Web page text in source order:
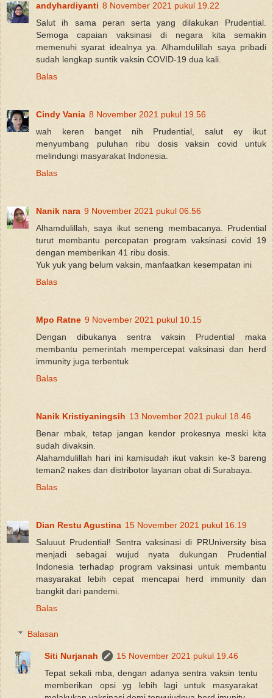
andyhardiyanti 8 November 2021 pukul 19.22
Salut ih sama peran serta yang dilakukan Prudential.
Semoga capaian vaksinasi di negara kita semakin
memenuhi syarat idealnya ya. Alhamdulillah saya pribadi
sudah lengkap suntik vaksin COVID-19 dua kali.
Balas
Cindy Vania 8 November 2021 pukul 19.56
wah keren banget nih Prudential, salut ey ikut
menyumbang puluhan ribu dosis vaksin covid untuk
melindungi masyarakat Indonesia.
Balas
Nanik nara 9 November 2021 pukul 06.56
Alhamdulillah, saya ikut seneng membacanya. Prudential
turut membantu percepatan program vaksinasi covid 19
dengan memberikan 41 ribu dosis.
Yuk yuk yang belum vaksin, manfaatkan kesempatan ini
Balas
Mpo Ratne 9 November 2021 pukul 10.15
Dengan dibukanya sentra vaksin Prudential maka
membantu pemerintah mempercepat vaksinasi dan herd
immunity juga terbentuk
Balas
Nanik Kristiyaningsih 13 November 2021 pukul 18.46
Benar mbak, tetap jangan kendor prokesnya meski kita
sudah divaksin.
Alahamdulillah hari ini kamisudah ikut vaksin ke-3 bareng
teman2 nakes dan distribotor layanan obat di Surabaya.
Balas
Dian Restu Agustina 15 November 2021 pukul 16.19
Saluuut Prudential! Sentra vaksinasi di PRUniversity bisa
menjadi sebagai wujud nyata dukungan Prudential
Indonesia terhadap program vaksinasi untuk membantu
masyarakat lebih cepat mencapai herd immunity dan
bangkit dari pandemi.
Balas
Balasan
Siti Nurjanah
15 November 2021 pukul 19.46
Tepat sekali mba, dengan adanya sentra vaksin tentu
memberikan opsi yg lebih lagi untuk masyarakat